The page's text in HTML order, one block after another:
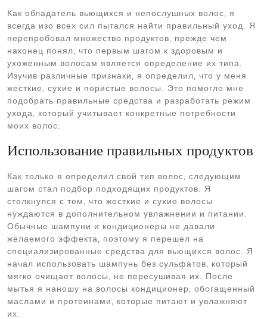
Как обладатель вьющихся и непослушных волос‚ я
всегда изо всех сил пытался найти правильный уход. Я
перепробовал множество продуктов‚ прежде чем
наконец понял‚ что первым шагом к здоровым и
ухоженным волосам является определение их типа.
Изучив различные признаки‚ я определил‚ что у меня
жесткие‚ сухие и пористые волосы. Это помогло мне
подобрать правильные средства и разработать режим
ухода‚ который учитывает конкретные потребности
моих волос.
Использование правильных продуктов
Как только я определил свой тип волос‚ следующим
шагом стал подбор подходящих продуктов. Я
столкнулся с тем‚ что жесткие и сухие волосы
нуждаются в дополнительном увлажнении и питании.
Обычные шампуни и кондиционеры не давали
желаемого эффекта‚ поэтому я перешел на
специализированные средства для вьющихся волос. Я
начал использовать шампунь без сульфатов‚ который
мягко очищает волосы‚ не пересушивая их. После
мытья я наношу на волосы кондиционер‚ обогащенный
маслами и протеинами‚ которые питают и увлажняют
их.